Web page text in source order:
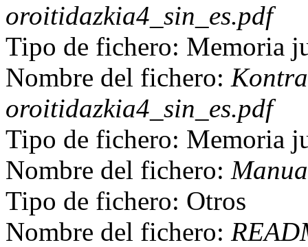
oroitidazkia4_sin_es.pdf
Tipo de fichero: Memoria
Nombre del fichero:
oroitidazkia4_sin_es.pdf
Tipo de fichero: Memoria
Nombre del fichero:
Tipo de fichero: Otros
Nombre del fichero: